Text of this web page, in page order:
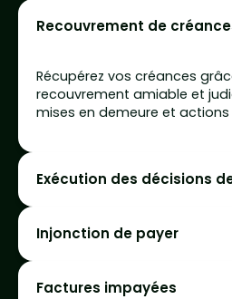
Recouvrement de
Récupérez vos créances
recouvrement amiable et
mises en demeure et
Exécution des décisions
Injonction de payer
Factures impayées